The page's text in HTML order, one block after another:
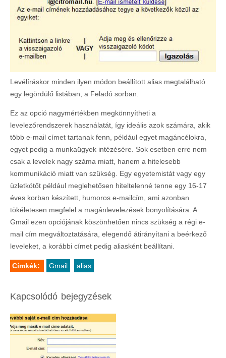
Levélíráskor minden ilyen módon beállított alias megtalálható
egy legördülő listában, a Feladó sorban.
Ez az opció nagymértékben megkönnyítheti a
levelezőrendszerek használatát, így ideális azok számára, akik
több e-mail címet tartanak fenn, például egyet magáncélokra,
egyet pedig a munkaügyek intézésére. Sok esetben erre nem
csak a levelek nagy száma miatt, hanem a hitelesebb
kommunikáció miatt van szükség. Egy egyetemistát vagy egy
üzletkötőt például meglehetősen hiteltelenné tenne egy 16-17
éves korban készített, humoros e-mailcím, ami azonban
tökéletesen megfelel a magánlevelezések bonyolítására. A
Gmail ezen opciójának köszönhetően nincs szükség a régi e-
mail cím megváltoztatására, elegendő átirányítani a beérkező
leveleket, a korábbi címet pedig aliasként beállítani.
Címkék: Gmail alias
Kapcsolódó bejegyzések